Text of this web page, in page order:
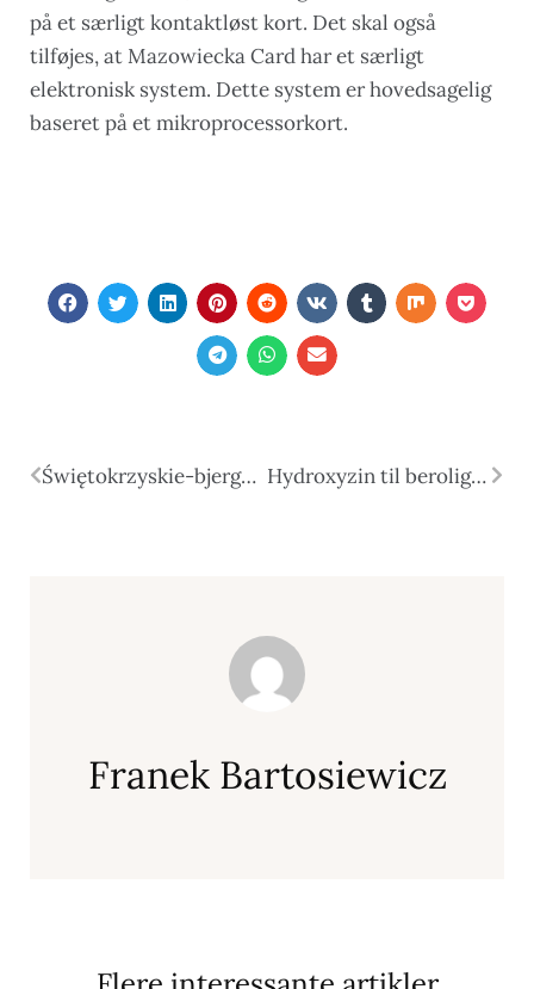
på et særligt kontaktløst kort. Det skal også
tilføjes, at Mazowiecka Card har et særligt
elektronisk system. Dette system er hovedsagelig
baseret på et mikroprocessorkort.
Świętokrzyskie-bjergene - hvad er værd at besøge? Hydroxyzin til beroligelse og angst
Franek Bartosiewicz